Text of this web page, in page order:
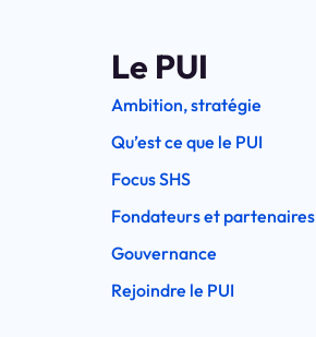
Le PUI
Ambition, stratégie
Qu’est ce que le PUI
Focus SHS
Fondateurs et partenaires
Gouvernance
Rejoindre le PUI